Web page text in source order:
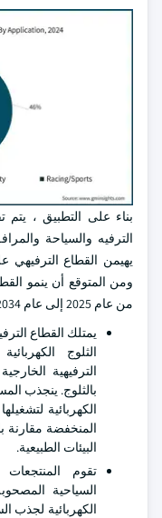
بناء على التطبيق ، يتم
من عام 2025 إلى عام 2034.
يمتلك القطاع
الثلوج
الترفيهية
بالثلوج. ينجذب
الكهربائية
المنخفضة مقارنة
البيئات الطبيعية.
تقوم
السياحية
الكهربائية لجذب